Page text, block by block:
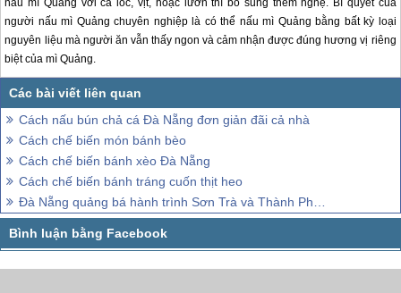
nấu mì Quảng với cá lóc, vịt, hoặc lươn thì bổ sung thêm nghệ. Bí quyết của
người nấu mì Quảng chuyên nghiệp là có thể nấu mì Quảng bằng bất kỳ loại
nguyên liệu mà người ăn vẫn thấy ngon và cảm nhận được đúng hương vị riêng
biệt của mì Quảng.
Cách nấu bún chả cá Đà Nẵng đơn giản đãi cả nhà
Cách chế biến món bánh bèo
Cách chế biến bánh xèo Đà Nẵng
Cách chế biến bánh tráng cuốn thịt heo
Đà Nẵng quảng bá hành trình Sơn Trà và Thành Phố biển